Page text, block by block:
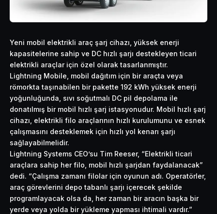
Yeni mobil elektrikli araç şarj cihazı, yüksek enerji
kapasitelerine sahip ve DC hızlı şarjı destekleyen ticari
elektrikli araçlar için özel olarak tasarlanmıştır.
Lightning Mobile, mobil dağıtım için bir araçta veya
römorkta taşınabilen bir pakette 192 kWh yüksek enerji
yoğunluğunda, sıvı soğutmalı DC pil depolama ile
donatılmış bir mobil hızlı şarj istasyonudur. Mobil hızlı şarj
cihazı, elektrikli filo araçlarının hızlı kurulumunu ve esnek
çalışmasını desteklemek için hızlı yol kenarı şarjı
sağlayabilmelidir.
Lightning Systems CEO’su Tim Reeser, “Elektrikli ticari
araçlara sahip her filo, mobil hızlı şarjdan faydalanacak”
dedi. “Çalışma zamanı filolar için oyunun adı. Operatörler,
araç görevlerini depo tabanlı şarjı içerecek şekilde
programlayacak olsa da, her zaman bir aracın başka bir
yerde veya yolda bir yükleme yapması ihtimali vardır.”